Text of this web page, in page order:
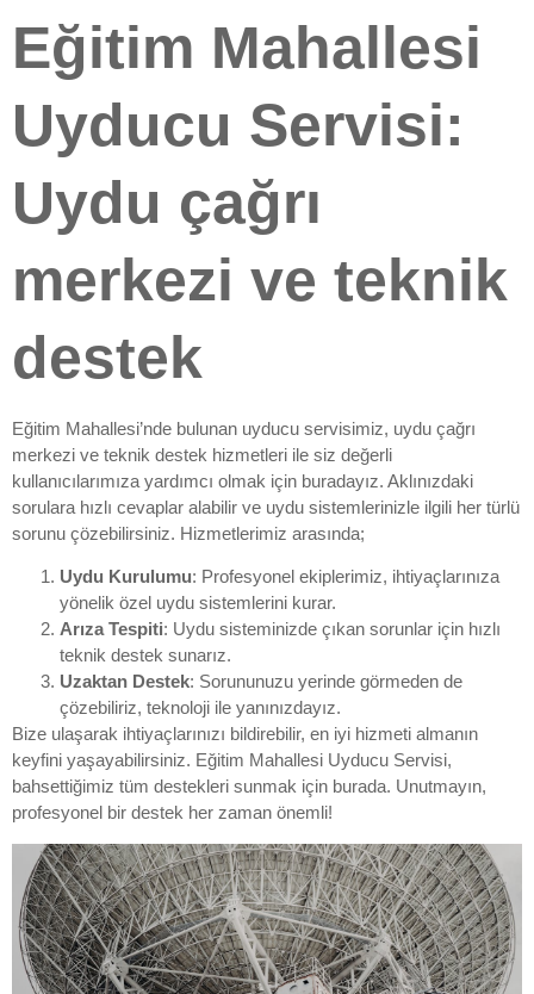
Eğitim Mahallesi
Uyducu Servisi:
Uydu çağrı
merkezi ve teknik
destek
Eğitim Mahallesi’nde bulunan uyducu servisimiz, uydu çağrı
merkezi ve teknik destek hizmetleri ile siz değerli
kullanıcılarımıza yardımcı olmak için buradayız. Aklınızdaki
sorulara hızlı cevaplar alabilir ve uydu sistemlerinizle ilgili her türlü
sorunu çözebilirsiniz. Hizmetlerimiz arasında;
Uydu Kurulumu: Profesyonel ekiplerimiz, ihtiyaçlarınıza
yönelik özel uydu sistemlerini kurar.
Arıza Tespiti: Uydu sisteminizde çıkan sorunlar için hızlı
teknik destek sunarız.
Uzaktan Destek: Sorununuzu yerinde görmeden de
çözebiliriz, teknoloji ile yanınızdayız.
Bize ulaşarak ihtiyaçlarınızı bildirebilir, en iyi hizmeti almanın
keyfini yaşayabilirsiniz. Eğitim Mahallesi Uyducu Servisi,
bahsettiğimiz tüm destekleri sunmak için burada. Unutmayın,
profesyonel bir destek her zaman önemli!